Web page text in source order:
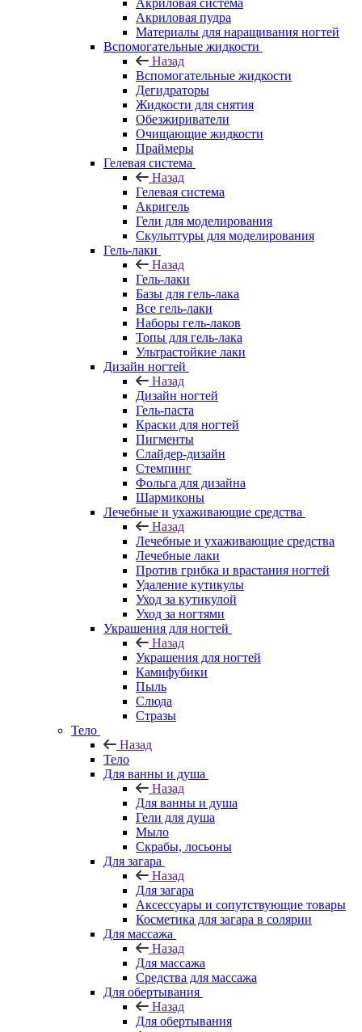
Акриловая система
Акриловая пудра
Материалы для наращивания ногтей
Вспомогательные жидкости
Назад
Вспомогательные жидкости
Дегидраторы
Жидкости для снятия
Обезжириватели
Очищающие жидкости
Праймеры
Гелевая система
Назад
Гелевая система
Акригель
Гели для моделирования
Скульптуры для моделирования
Гель-лаки
Назад
Гель-лаки
Базы для гель-лака
Все гель-лаки
Наборы гель-лаков
Топы для гель-лака
Ультрастойкие лаки
Дизайн ногтей
Назад
Дизайн ногтей
Гель-паста
Краски для ногтей
Пигменты
Слайдер-дизайн
Стемпинг
Фольга для дизайна
Шармиконы
Лечебные и ухаживающие средства
Назад
Лечебные и ухаживающие средства
Лечебные лаки
Против грибка и врастания ногтей
Удаление кутикулы
Уход за кутикулой
Уход за ногтями
Украшения для ногтей
Назад
Украшения для ногтей
Камифубики
Пыль
Слюда
Стразы
Тело
Назад
Тело
Для ванны и душа
Назад
Для ванны и душа
Гели для душа
Мыло
Скрабы, лосьоны
Для загара
Назад
Для загара
Аксессуары и сопутствующие товары
Косметика для загара в солярии
Для массажа
Назад
Для массажа
Средства для массажа
Для обертывания
Назад
Для обертывания